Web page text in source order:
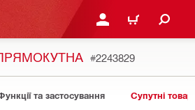
УВІЙТИ АБО
КОШИК
#2243829
та застосування Супутні